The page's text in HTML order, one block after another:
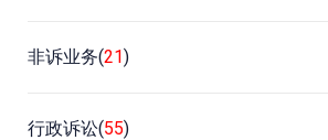
非诉业务(21)
行政诉讼(55)